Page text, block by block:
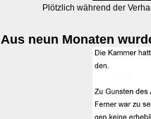
Plötzlich während der
Aus neun Monaten